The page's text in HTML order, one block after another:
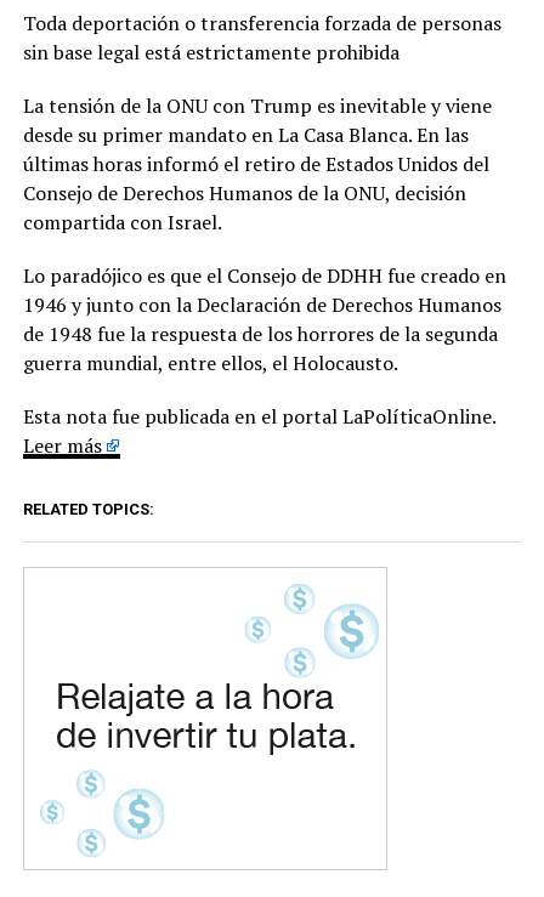
Toda deportación o transferencia forzada de personas
sin base legal está estrictamente prohibida
La tensión de la ONU con Trump es inevitable y viene
desde su primer mandato en La Casa Blanca. En las
últimas horas informó el retiro de Estados Unidos del
Consejo de Derechos Humanos de la ONU, decisión
compartida con Israel.
Lo paradójico es que el Consejo de DDHH fue creado en
1946 y junto con la Declaración de Derechos Humanos
de 1948 fue la respuesta de los horrores de la segunda
guerra mundial, entre ellos, el Holocausto.
Esta nota fue publicada en el portal LaPolíticaOnline.
Leer más
RELATED TOPICS: